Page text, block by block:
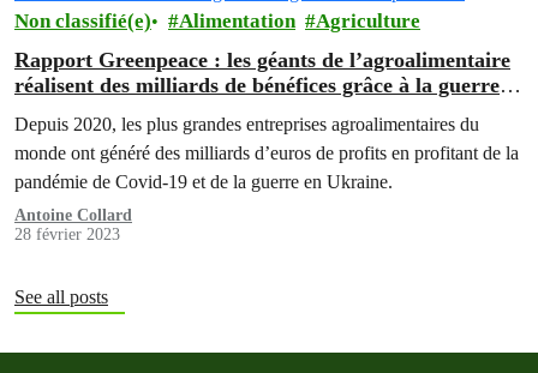
Non classifié(e) Alimentation Agriculture
Rapport Greenpeace : les géants de l’agroalimentaire
réalisent des milliards de bénéfices grâce à la guerre et
Depuis 2020, les plus grandes entreprises agroalimentaires du
monde ont généré des milliards d’euros de profits en profitant de la
pandémie de Covid-19 et de la guerre en Ukraine.
Antoine Collard
28 février 2023
See all posts